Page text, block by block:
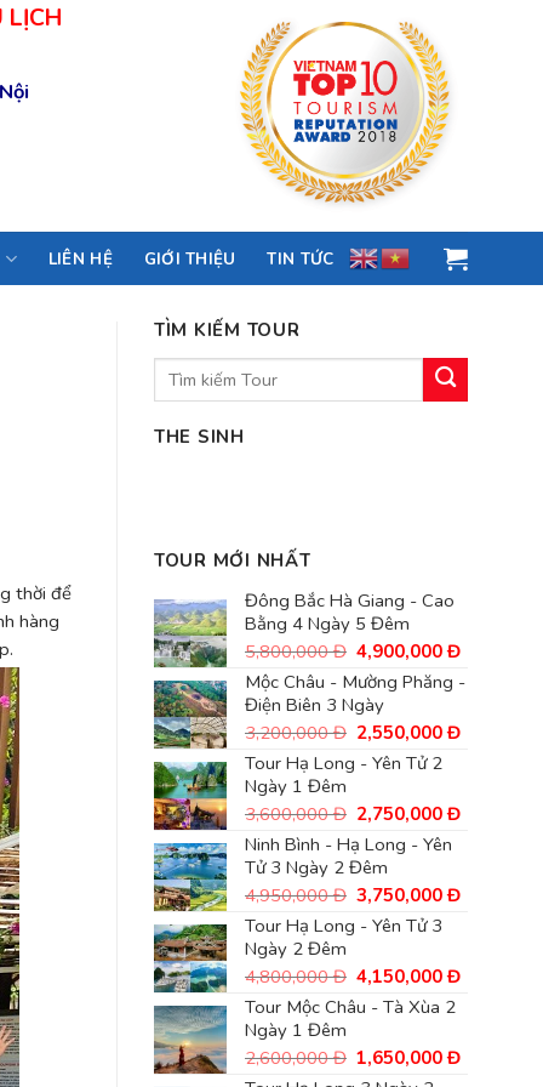
LỊCH
LIÊN HỆ GIỚI THIỆU TIN TỨC
thời để
hàng
TÌM KIẾM TOUR
Tìm
kiếm:
THE SINH
TOUR MỚI NHẤT
Đông Bắc Hà Giang - Cao
Bằng 4 Ngày 5 Đêm
5,800,000Đ Giá
gốc
là:
5,800,000
Đ.
4,900,000ĐGiá
tại
4,900,000
Mộc Châu - Mường Phăng -
Điện Biên 3 Ngày
3,200,000Đ Giá
gốc
là:
Đ.
2,550,000ĐGiá
2,550,000
Tour Hạ Long - Yên Tử 2
Ngày 1 Đêm
3,600,000Đ Giá
gốc
là:
3,600,000
Đ.
2,750,000ĐGiá
2,750,000
Ninh Bình - Hạ Long - Yên
Tử 3 Ngày 2 Đêm
4,950,000Đ Giá
gốc
là:
Đ.
3,750,000ĐGiá
3,750,000
Tour Hạ Long - Yên Tử 3
Ngày 2 Đêm
4,800,000Đ Giá
gốc
là:
Đ.
4,150,000ĐGiá
4,150,000
Tour Mộc Châu - Tà Xùa 2
Ngày 1 Đêm
2,600,000Đ Giá
gốc
1,650,000ĐGiá